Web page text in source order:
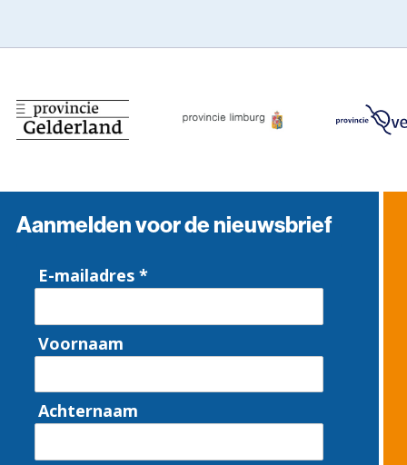
Aanmelden voor de nieuwsbrief
E-mailadres *
Voornaam
Achternaam